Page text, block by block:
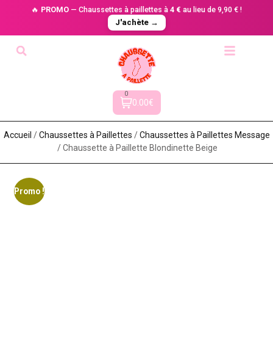
🔥 PROMO — Chaussettes à paillettes à 4 € au lieu de 9,90 € !
J'achète →
0
0.00€
Accueil /Chaussettes à Paillette​s /Chaussettes à Paillettes Message​
/ Chaussette à Paillette Blondinette Beige
Promo !